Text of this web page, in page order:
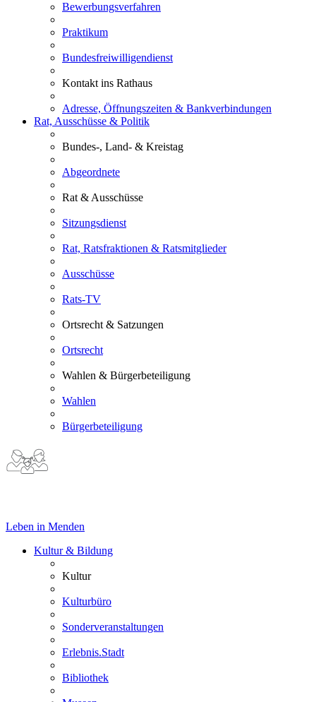
Bewerbungsverfahren
Praktikum
Bundesfreiwilligendienst
Kontakt ins Rathaus
Adresse, Öffnungszeiten & Bankverbindungen
Rat, Ausschüsse & Politik
Bundes-, Land- & Kreistag
Abgeordnete
Rat & Ausschüsse
Sitzungsdienst
Rat, Ratsfraktionen & Ratsmitglieder
Ausschüsse
Rats-TV
Ortsrecht & Satzungen
Ortsrecht
Wahlen & Bürgerbeteiligung
Wahlen
Bürgerbeteiligung
Leben in Menden
Kultur & Bildung
Kultur
Kulturbüro
Sonderveranstaltungen
Erlebnis.Stadt
Bibliothek